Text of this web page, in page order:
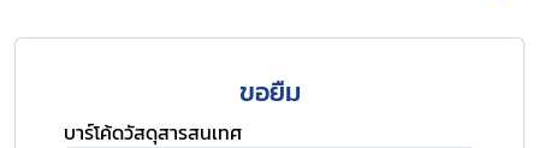
ขอยืม
บาร์โค้ดวัสดุสารสนเทศ